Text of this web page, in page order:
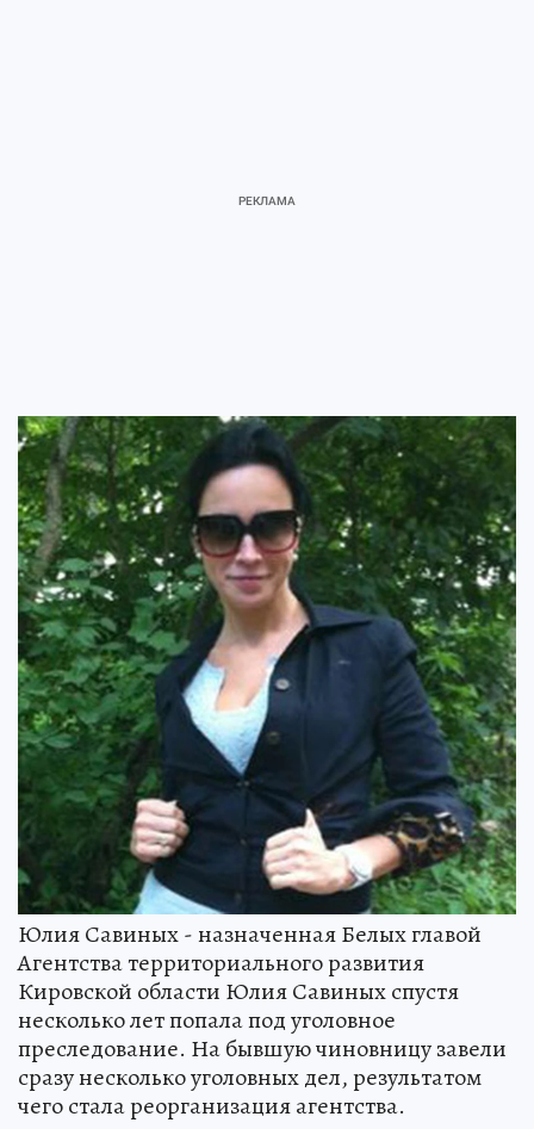
Юлия Савиных - назначенная Белых главой
Агентства территориального развития
Кировской области Юлия Савиных спустя
несколько лет попала под уголовное
преследование. На бывшую чиновницу завели
сразу несколько уголовных дел, результатом
чего стала реорганизация агентства.